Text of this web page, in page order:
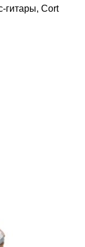
гитары, Cort